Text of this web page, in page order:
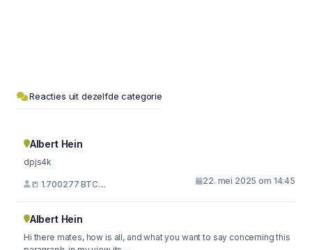
Reacties uit dezelfde categorie
Albert Hein
dpjs4k
📒 1.700277 BTC.... 22. mei 2025 om 14:45
Albert Hein
Hi there mates, how is all, and what you want to say concerning this